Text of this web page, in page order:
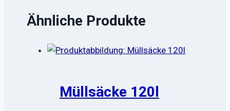
Ähnliche Produkte
Müllsäcke 120l